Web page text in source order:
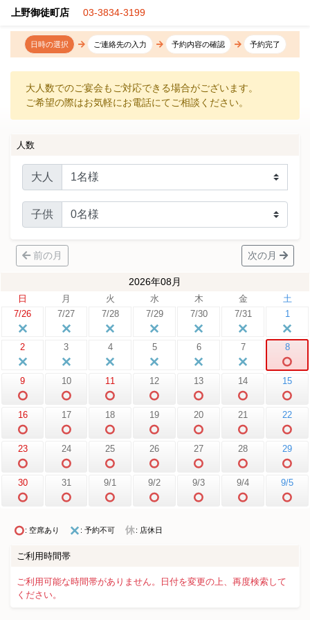
上野御徒町店 03-3834-3199
日時の選択 ご連絡先の入力 予約内容の確認 予約完了
大人数でのご宴会もご対応できる場合がございます。
ご希望の際はお気軽にお電話にてご相談ください。
人数
大人
子供
前の月 次の月
2026年08月
日 月 火 水 木 金
土
7/26
7/27 7/28 7/29 7/30 7/31 1
2 3 4 5 6 7 8
9 10 11 12 13 14 15
16 17 18 19 20 21 22
23 24 25 26 27 28 29
30 31 9/1 9/2 9/3 9/4 9/5
: 空席あり : 予約不可 : 店休日
ご利用時間帯
ご利用可能な時間帯がありません。日付を変更の上、再度検索して
ください。